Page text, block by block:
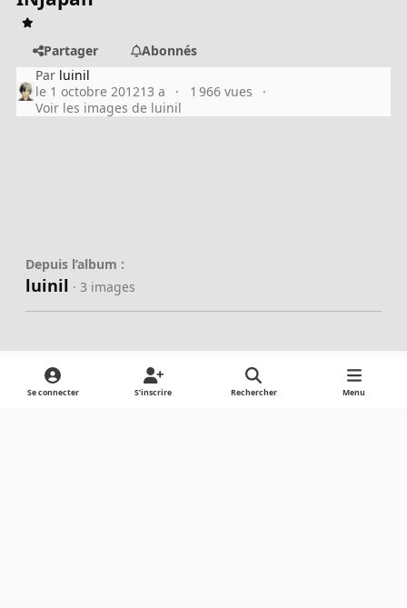
Partager
Abonnés
Par luinil
le 1 octobre 201213 a
1 966 vues
Voir les images de luinil
Depuis l’album :
luinil · 3 images
Partager
Se connecter S’inscrire Rechercher Menu